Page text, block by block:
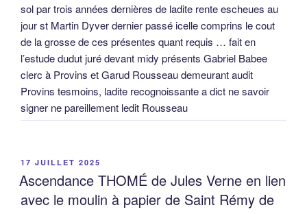
sol par trois années dernières de ladite rente escheues au
jour st Martin Dyver dernier passé icelle comprins le cout
de la grosse de ces présentes quant requis … fait en
l’estude dudut juré devant midy présents Gabriel Babee
clerc à Provins et Garud Rousseau demeurant audit
Provins tesmoins, ladite recognoissante a dict ne savoir
signer ne pareillement ledit Rousseau
PUBLIÉ
LE
17 JUILLET 2025
Ascendance THOMÉ de Jules Verne en lien
avec le moulin à papier de Saint Rémy de